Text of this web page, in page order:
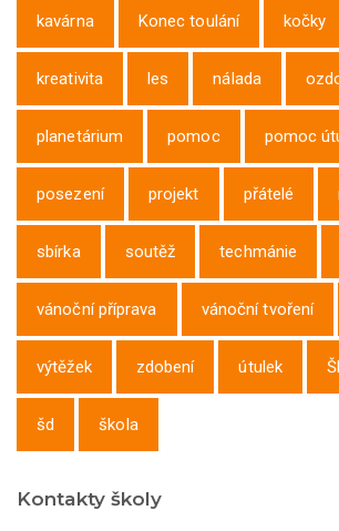
kavárna Konec toulání kočky
kreativita les nálada
planetárium pomoc pomoc
posezení projekt přátelé
sbírka soutěž techmánie
vánoční příprava vánoční tvoření
výtěžek zdobení útulek
šd škola
Kontakty školy